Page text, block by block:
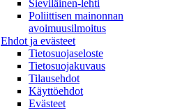
Sieviläinen-lehti
Poliittisen mainonnan
avoimuusilmoitus
Ehdot ja evästeet
Tietosuojaseloste
Tietosuojakuvaus
Tilausehdot
Käyttöehdot
Evästeet